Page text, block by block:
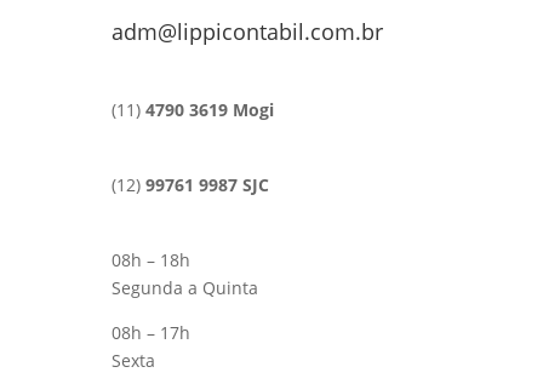
adm@lippicontabil.com.br
(11) 4790 3619 Mogi
(12) 99761 9987 SJC
08h – 18h
Segunda a Quinta
08h – 17h
Sexta